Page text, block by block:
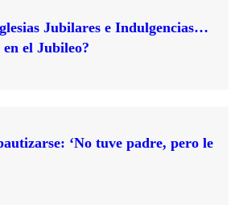
Jubilares e Indulgencias…
el Jubileo?
‘No tuve padre, pero le